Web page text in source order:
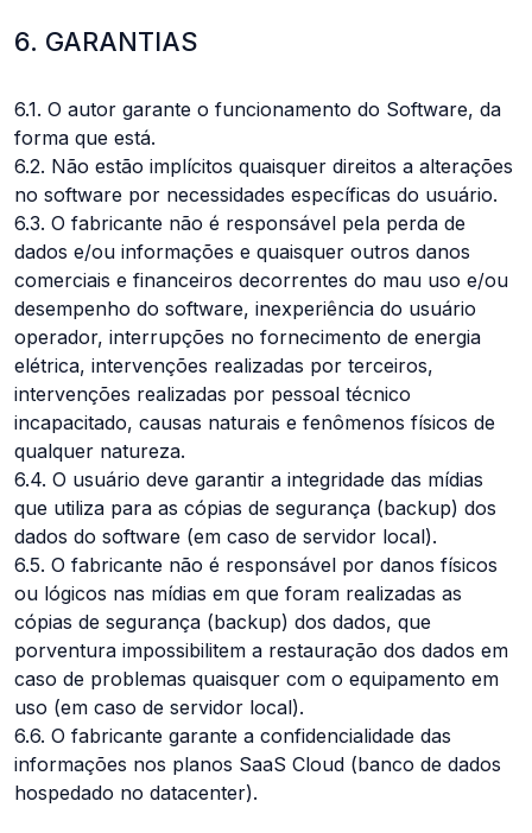
6. GARANTIAS
6.1. O autor garante o funcionamento do Software, da
forma que está.
6.2. Não estão implícitos quaisquer direitos a alterações
no software por necessidades específicas do usuário.
6.3. O fabricante não é responsável pela perda de
dados e/ou informações e quaisquer outros danos
comerciais e financeiros decorrentes do mau uso e/ou
desempenho do software, inexperiência do usuário
operador, interrupções no fornecimento de energia
elétrica, intervenções realizadas por terceiros,
intervenções realizadas por pessoal técnico
incapacitado, causas naturais e fenômenos físicos de
qualquer natureza.
6.4. O usuário deve garantir a integridade das mídias
que utiliza para as cópias de segurança (backup) dos
dados do software (em caso de servidor local).
6.5. O fabricante não é responsável por danos físicos
ou lógicos nas mídias em que foram realizadas as
cópias de segurança (backup) dos dados, que
porventura impossibilitem a restauração dos dados em
caso de problemas quaisquer com o equipamento em
uso (em caso de servidor local).
6.6. O fabricante garante a confidencialidade das
informações nos planos SaaS Cloud (banco de dados
hospedado no datacenter).